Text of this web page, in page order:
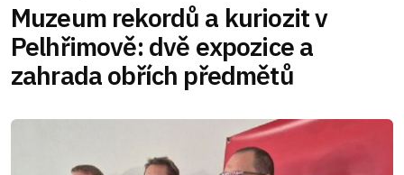
Muzeum rekordů a kuriozit v
Pelhřimově: dvě expozice a
zahrada obřích předmětů